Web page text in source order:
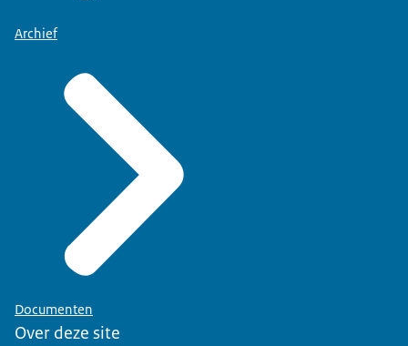
Archief
Documenten
Over deze site